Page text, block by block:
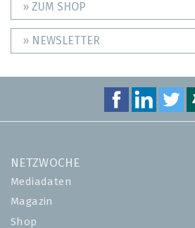
» ZUM SHOP
» NEWSLETTER
NETZWOCHE
Mediadaten
Magazin
Shop